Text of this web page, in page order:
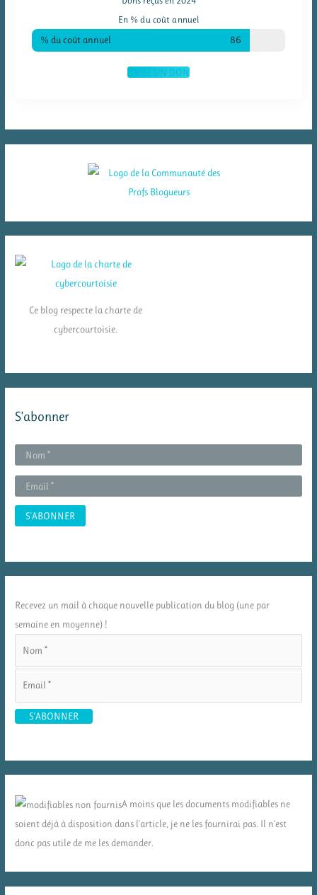
En % du coût annuel
% du coût annuel 86
FAIRE UN DON
Ce blog respecte la charte de
cybercourtoisie.
S’abonner
Recevez un mail à chaque nouvelle publication du blog (une par
semaine en moyenne) !
A moins que les documents modifiables ne
soient déjà à disposition dans l'article, je ne les fournirai pas. Il n'est
donc pas utile de me les demander.